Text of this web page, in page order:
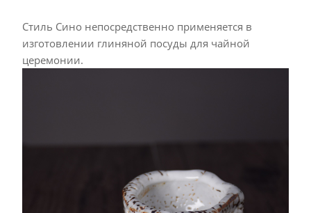
Стиль Сино непосредственно применяется в
изготовлении глиняной посуды для чайной
церемонии.